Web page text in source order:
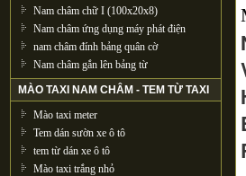
Nam châm chữ I (100x20x8)
Nam châm ứng dụng máy phát điện
nam châm đính bảng quân cờ
Nam châm gắn lên bảng từ
MÀO TAXI NAM CHÂM - TEM TỪ TAXI
Mào taxi meter
Tem dán sườn xe ô tô
tem từ dán xe ô tô
Mào taxi trắng nhỏ